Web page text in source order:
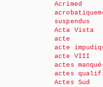
Acrimed
suspendus
Acta Vista
acte
acte
acte VIII
actes
actes
Actes Sud